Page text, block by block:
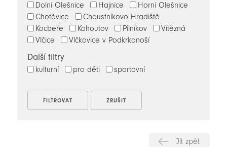
Dolní Olešnice
Hajnice
Horní Olešnice
Chotěvice
Choustníkovo Hradiště
Kocbeře
Kohoutov Pilníkov
Vítězná
Vlčice
Vlčkovice v Podkrkonoší
Další filtry
kulturní pro děti sportovní
Jít zpět